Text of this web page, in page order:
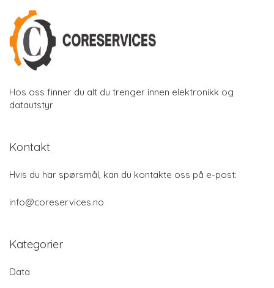
Hos oss finner du alt du trenger innen elektronikk og
datautstyr
Kontakt
Hvis du har spørsmål, kan du kontakte oss på e-post:
info@coreservices.no
Kategorier
Data